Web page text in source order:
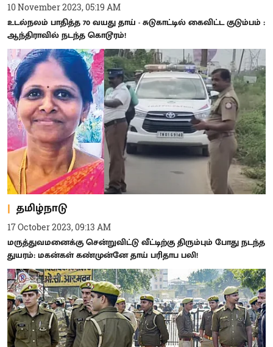
10 November 2023, 05:19 AM
உடல்நலம் பாதித்த 70 வயது தாய் - சுடுகாட்டில் கைவிட்ட குடும்பம் :
ஆந்திராவில் நடந்த கொடூரம்!
தமிழ்நாடு
17 October 2023, 09:13 AM
மருத்துவமனைக்கு சென்றுவிட்டு வீட்டிற்கு திரும்பும் போது நடந்த
துயரம்: மகன்கள் கண்முன்னே தாய் பரிதாப பலி!